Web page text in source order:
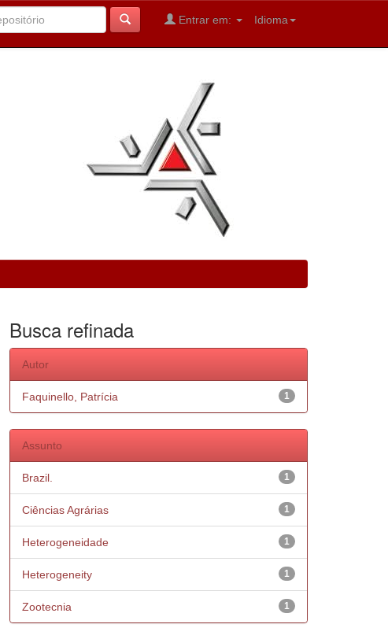
Idioma
Entrar em:
Busca refinada
Autor
1
Faquinello, Patrícia
Assunto
1
Brazil.
1
Ciências Agrárias
1
Heterogeneidade
1
Heterogeneity
1
Zootecnia